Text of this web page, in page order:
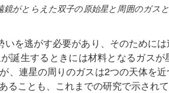
がとらえた双子の原始星と周囲のガス
を逃がす必要があり、そのために
誕生するときには材料となるガス
、連星の周りのガスは2つの天体を
ることも、これまでの研究で示されて